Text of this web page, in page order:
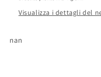
Visualizza i dettagli del
nan